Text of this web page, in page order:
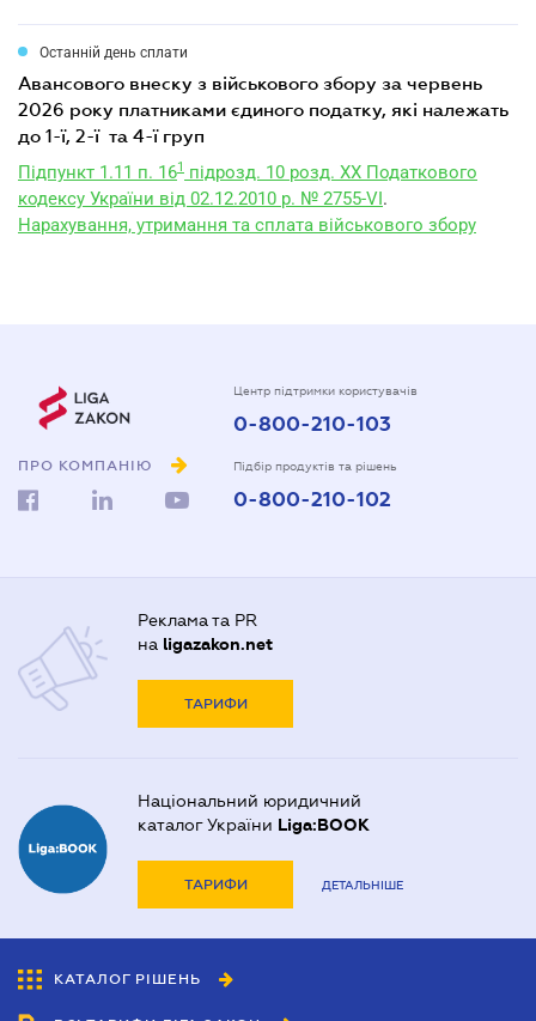
Останній день сплати
авансового внеску з військового збору за червень
2026 року платниками єдиного податку, які належать
до 1-ї, 2-ї та 4-ї груп
Підпункт 1.11 п. 161
підрозд. 10 розд. XX Податкового
кодексу України від 02.12.2010 р. № 2755-VI.
Нарахування, утримання та сплата військового збору
ПРО КОМПАНІЮ
Центр підтримки користувачів
0-800-210-103
Підбір продуктів та рішень
0-800-210-102
Реклама та PR
на ligazakon.net
ТАРИФИ
Національний юридичний
каталог України Liga:BOOK
ТАРИФИ ДЕТАЛЬНІШЕ
КАТАЛОГ РІШЕНЬ